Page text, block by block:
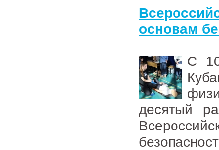
основам
С
десятый